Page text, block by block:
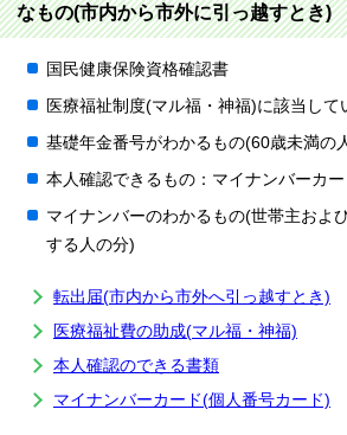
なもの(市内から市外に引っ越すとき)
国民健康保険資格確認書
医療福祉制度(マル福・神福)に該当して
基礎年金番号がわかるもの(60歳未満の
本人確認できるもの：マイナンバーカ
マイナンバーのわかるもの(世帯主およ
する人の分)
転出届(市内から市外へ引っ越すとき)
医療福祉費の助成(マル福・神福)
本人確認のできる書類
マイナンバーカード(個人番号カード)